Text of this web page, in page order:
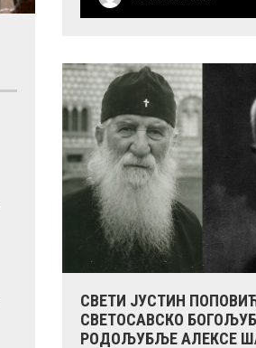
СВЕТИ ЈУСТИН
СВЕТОСАВСКО
РОДОЉУБЉЕ АЛЕКСЕ